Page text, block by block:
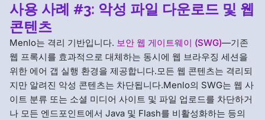
사용 사례 #3: 악성 파일 다운로드 및 웹
콘텐츠
Menlo는 격리 기반입니다. 보안 웹 게이트웨이 (SWG)—기존
웹 프록시를 효과적으로 대체하는 동시에 웹 브라우징 세션을
위한 에어 갭 실행 환경을 제공합니다.모든 웹 콘텐츠는 격리되
지만 알려진 악성 콘텐츠는 차단됩니다.Menlo의 SWG는 웹 사
이트 분류 또는 소셜 미디어 사이트 및 파일 업로드를 차단하거
나 모든 엔드포인트에서 Java 및 Flash를 비활성화하는 등의